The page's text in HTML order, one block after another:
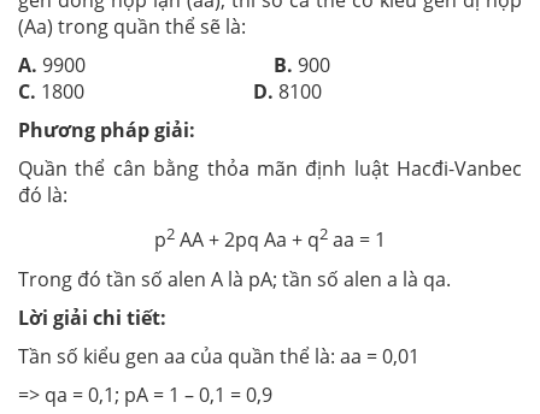
(Aa) trong quần thể sẽ là:
A.9900 B. 900
C. 1800 D. 8100
Phương pháp giải:
Quần thể cân bằng thỏa mãn định luật Hacđi-Vanbec
đó là:
p2 AA + 2pq Aa + q2 aa = 1
Trong đó tần số alen A là pA; tần số alen a là qa.
Lời giải chi tiết:
Tần số kiểu gen aa của quần thể là: aa = 0,01
=> qa = 0,1; pA = 1 – 0,1 = 0,9